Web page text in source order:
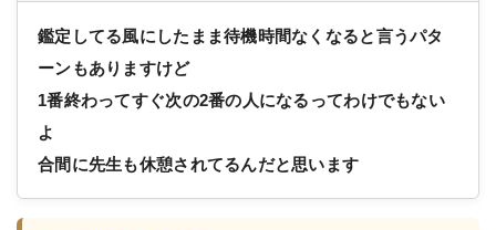
鑑定してる風にしたまま待機時間なくなると言うパタ
ーンもありますけど
1番終わってすぐ次の2番の人になるってわけでもない
よ
合間に先生も休憩されてるんだと思います